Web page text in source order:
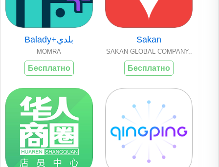
Balady+بلدي
MOMRA
Бесплатно
Sakan
SAKAN GLOBAL COMPANY..
Бесплатно